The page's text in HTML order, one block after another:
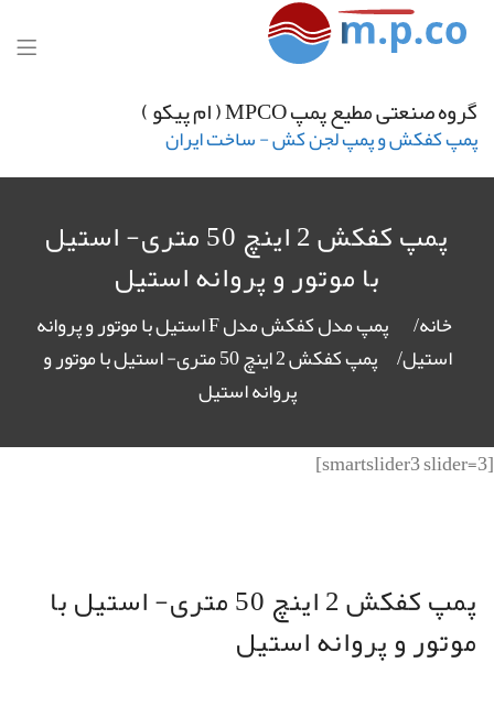
گروه صنعتی مطیع پمپ MPCO ( ام پیکو )
پمپ کفکش و پمپ لجن کش - ساخت ایران
پمپ کفکش 2 اینچ 50 متری- استیل
با موتور و پروانه استیل
خانه
پمپ مدل کفکش مدل F استیل با موتور و پروانه
استیل
پمپ کفکش 2 اینچ 50 متری- استیل با موتور و
پروانه استیل
[smartslider3 slider=3]
پمپ کفکش 2 اینچ 50 متری- استیل با
موتور و پروانه استیل